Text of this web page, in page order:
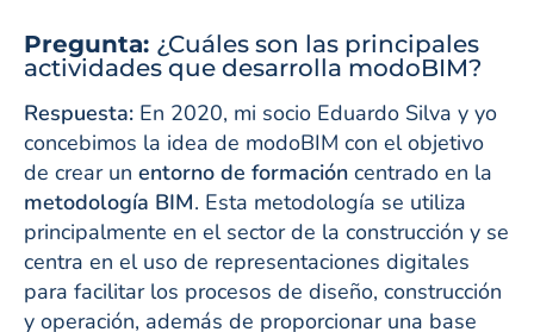
Pregunta: ¿Cuáles son las principales
actividades que desarrolla modoBIM?
Respuesta: En 2020, mi socio Eduardo Silva y yo
concebimos la idea de modoBIM con el objetivo
de crear un entorno de formación centrado en la
metodología BIM. Esta metodología se utiliza
principalmente en el sector de la construcción y se
centra en el uso de representaciones digitales
para facilitar los procesos de diseño, construcción
y operación, además de proporcionar una base